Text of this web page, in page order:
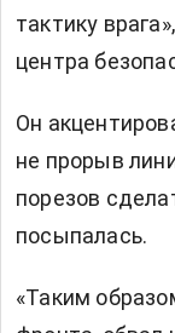
тактику
центра
Он
не прорыв
порезов
посыпалась.
«Таким